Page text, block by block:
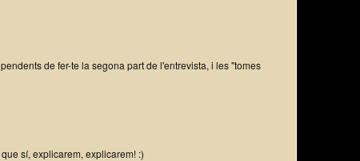
de fer-te la segona part de l'entrevista, i les "tomes
sí, explicarem, explicarem! :)